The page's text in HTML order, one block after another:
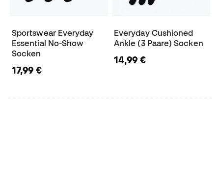
Sportswear Everyday
Essential No-Show
Socken
17,99 €
Everyday Cushioned
Ankle (3 Paare) Socken
14,99 €